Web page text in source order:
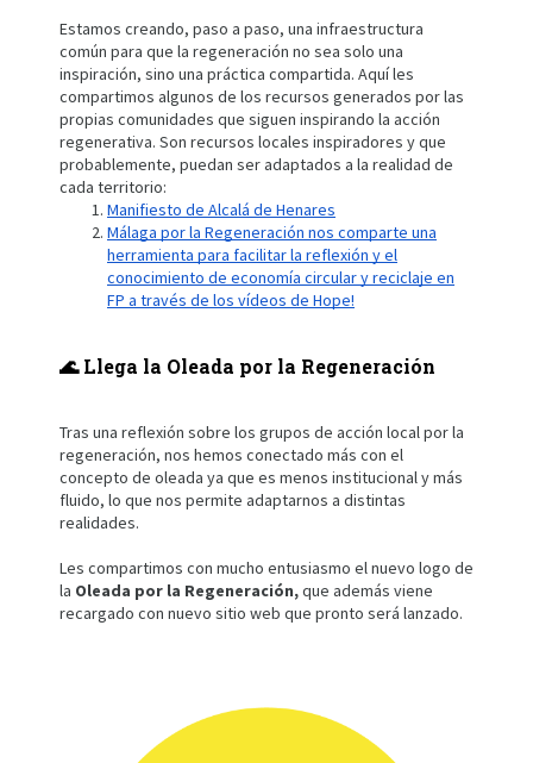
Estamos creando, paso a paso, una infraestructura
común para que la regeneración no sea solo una
inspiración, sino una práctica compartida. Aquí les
compartimos algunos de los recursos generados por las
propias comunidades que siguen inspirando la acción
regenerativa. Son recursos locales inspiradores y que
probablemente, puedan ser adaptados a la realidad de
cada territorio:
Manifiesto de Alcalá de Henares
Málaga por la Regeneración nos comparte una
herramienta para facilitar la reflexión y el
conocimiento de economía circular y reciclaje en
FP a través de los vídeos de Hope!
🌊 Llega la Oleada por la Regeneración
Tras una reflexión sobre los grupos de acción local por la
regeneración, nos hemos conectado más con el
concepto de oleada ya que es menos institucional y más
fluido, lo que nos permite adaptarnos a distintas
realidades.
Les compartimos con mucho entusiasmo el nuevo logo de
la Oleada por la Regeneración,que además viene
recargado con nuevo sitio web que pronto será lanzado.